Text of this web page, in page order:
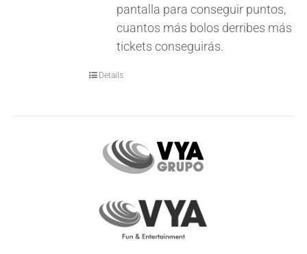
pantalla para conseguir puntos,
cuantos más bolos derribes más
tickets conseguirás.
Details